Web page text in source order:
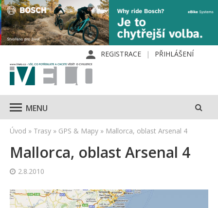
REGISTRACE PŘIHLÁŠENÍ
MENU
Úvod » Trasy » GPS & Mapy » Mallorca, oblast Arsenal 4
Mallorca, oblast Arsenal 4
2.8.2010